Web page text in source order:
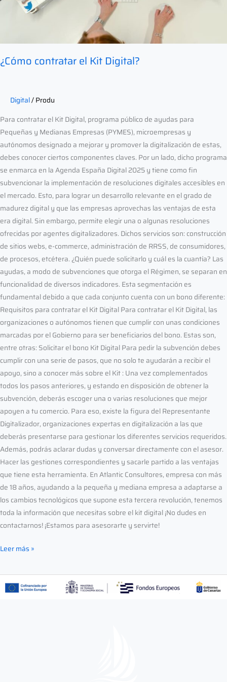
¿Cómo contratar el Kit Digital?
Digital/Produ
Para contratar el Kit Digital, programa público de ayudas para
Pequeñas y Medianas Empresas (PYMES), microempresas y
autónomos designado a mejorar y promover la digitalización de estas,
debes conocer ciertos componentes claves. Por un lado, dicho programa
se enmarca en la Agenda España Digital 2025 y tiene como fin
subvencionar la implementación de resoluciones digitales accesibles en
el mercado. Esto, para lograr un desarrollo relevante en el grado de
madurez digital y que las empresas aprovechas las ventajas de esta
era digital. Sin embargo, permite elegir una o algunas resoluciones
ofrecidas por agentes digitalizadores. Dichos servicios son: construcción
de sitios webs, e-commerce, administración de RRSS, de consumidores,
de procesos, etcétera. ¿Quién puede solicitarlo y cuál es la cuantía? Las
ayudas, a modo de subvenciones que otorga el Régimen, se separan en
funcionalidad de diversos indicadores. Esta segmentación es
fundamental debido a que cada conjunto cuenta con un bono diferente:
Requisitos para contratar el Kit Digital Para contratar el Kit Digital, las
organizaciones o autónomos tienen que cumplir con unas condiciones
marcadas por el Gobierno para ser beneficiarios del bono. Estas son,
entre otras: Solicitar el bono Kit Digital Para pedir la subvención debes
cumplir con una serie de pasos, que no solo te ayudarán a recibir el
apoyo, sino a conocer más sobre el Kit : Una vez complementados
todos los pasos anteriores, y estando en disposición de obtener la
subvención, deberás escoger una o varias resoluciones que mejor
apoyen a tu comercio. Para eso, existe la figura del Representante
Digitalizador, organizaciones expertas en digitalización a las que
deberás presentarse para gestionar los diferentes servicios requeridos.
Además, podrás aclarar dudas y conversar directamente con el asesor.
Hacer las gestiones correspondientes y sacarle partido a las ventajas
que tiene esta herramienta. En Atlantic Consultores, empresa con más
de 18 años, ayudando a la pequeña y mediana empresa a adaptarse a
los cambios tecnológicos que supone esta tercera revolución, tenemos
toda la información que necesitas sobre el kit digital ¡No dudes en
contactarnos! ¡Estamos para asesorarte y servirte!
Leer más »